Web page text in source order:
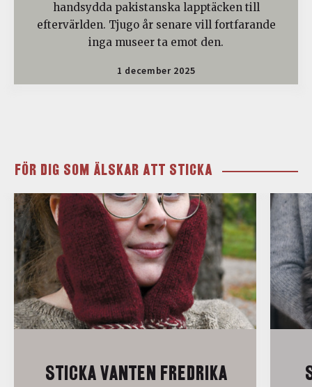
handsydda pakistanska lapptäcken till
eftervärlden. Tjugo år senare vill fortfarande
inga museer ta emot den.
1 december 2025
FÖR DIG SOM ÄLSKAR ATT STICKA
STICKA VANTEN FREDRIKA